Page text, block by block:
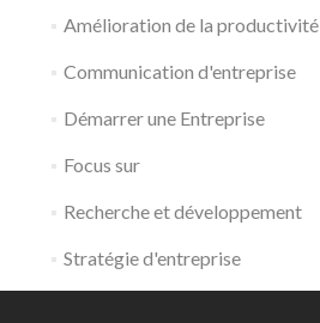
Amélioration de la productivité
Communication d'entreprise
Démarrer une Entreprise
Focus sur
Recherche et développement
Stratégie d'entreprise